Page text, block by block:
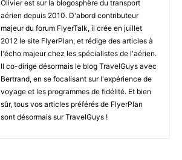
Olivier est sur la blogosphère du transport
aérien depuis 2010. D'abord contributeur
majeur du forum FlyerTalk, il crée en juillet
2012 le site FlyerPlan, et rédige des articles à
l'écho majeur chez les spécialistes de l'aérien.
Il co-dirige désormais le blog TravelGuys avec
Bertrand, en se focalisant sur l'expérience de
voyage et les programmes de fidélité. Et bien
sûr, tous vos articles préférés de FlyerPlan
sont désormais sur TravelGuys !